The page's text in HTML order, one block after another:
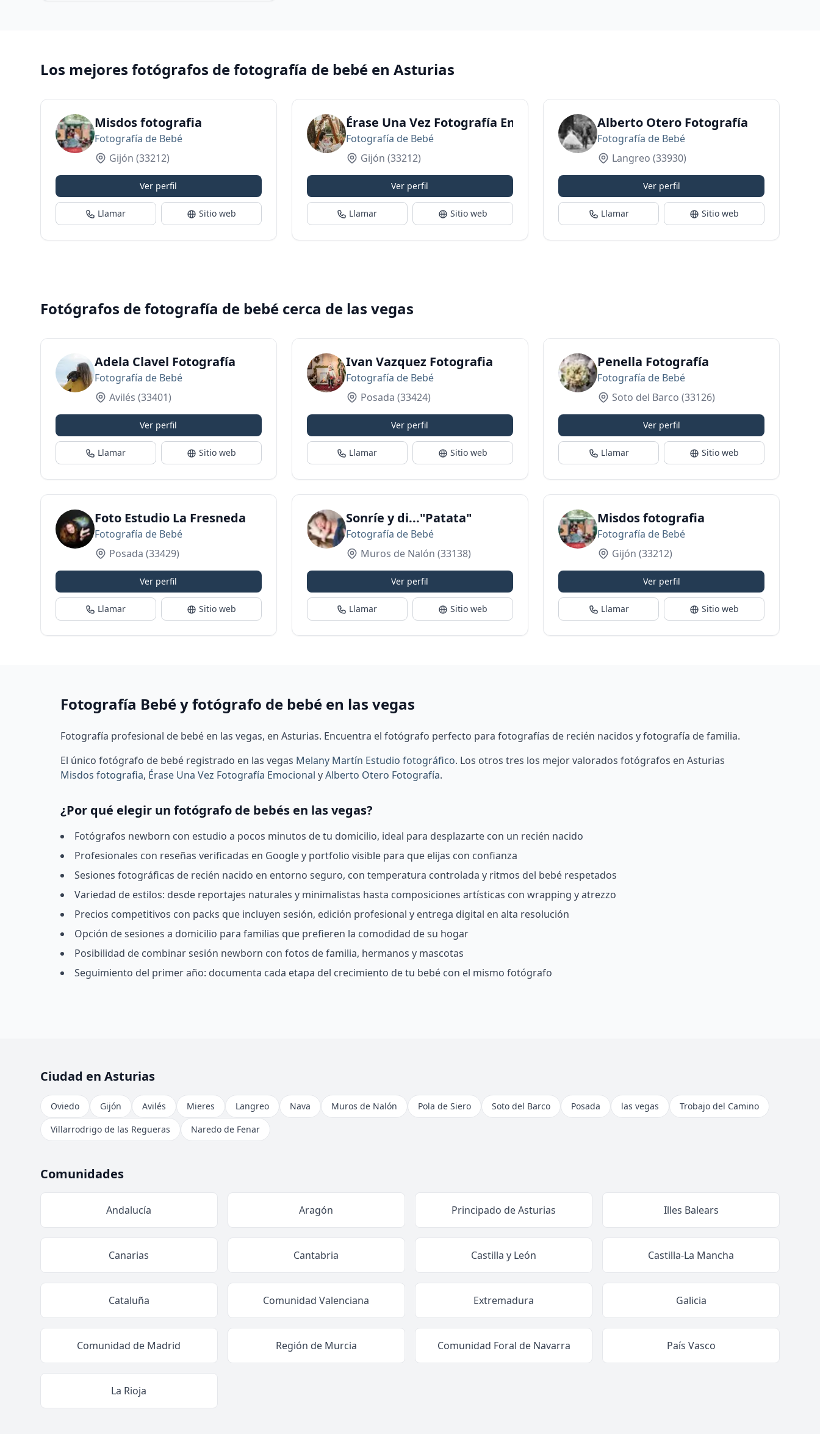
Los mejores fotógrafos de fotografía de bebé en Asturias
Misdos fotografia
Fotografía de Bebé
Gijón (33212)
Ver perfil
Llamar Sitio web
Érase Una Vez Fotografía Emocional
Fotografía de Bebé
Gijón (33212)
Ver perfil
Llamar Sitio web
Alberto Otero Fotografía
Fotografía de Bebé
Langreo (33930)
Ver perfil
Llamar Sitio web
Fotógrafos de fotografía de bebé cerca de las vegas
Adela Clavel Fotografía
Fotografía de Bebé
Avilés (33401)
Ver perfil
Llamar Sitio web
Ivan Vazquez Fotografia
Fotografía de Bebé
Posada (33424)
Ver perfil
Llamar Sitio web
Penella Fotografía
Fotografía de Bebé
Soto del Barco (33126)
Ver perfil
Llamar Sitio web
Foto Estudio La Fresneda
Fotografía de Bebé
Posada (33429)
Ver perfil
Llamar Sitio web
Sonríe y di..."Patata"
Fotografía de Bebé
Muros de Nalón (33138)
Ver perfil
Llamar Sitio web
Misdos fotografia
Fotografía de Bebé
Gijón (33212)
Ver perfil
Llamar Sitio web
Fotografía Bebé y fotógrafo de bebé en las vegas
Fotografía profesional de bebé en las vegas, en Asturias. Encuentra el fotógrafo perfecto para fotografías de recién nacidos y fotografía de familia.
El único fotógrafo de bebé registrado en las vegas Melany Martín Estudio fotográfico. Los otros tres los mejor valorados fotógrafos en Asturias
Misdos fotografia, Érase Una Vez Fotografía Emocional yAlberto Otero Fotografía.
¿Por qué elegir un fotógrafo de bebés en las vegas?
Fotógrafos newborn con estudio a pocos minutos de tu domicilio, ideal para desplazarte con un recién nacido
Profesionales con reseñas verificadas en Google y portfolio visible para que elijas con confianza
Sesiones fotográficas de recién nacido en entorno seguro, con temperatura controlada y ritmos del bebé respetados
Variedad de estilos: desde reportajes naturales y minimalistas hasta composiciones artísticas con wrapping y atrezzo
Precios competitivos con packs que incluyen sesión, edición profesional y entrega digital en alta resolución
Opción de sesiones a domicilio para familias que prefieren la comodidad de su hogar
Posibilidad de combinar sesión newborn con fotos de familia, hermanos y mascotas
Seguimiento del primer año: documenta cada etapa del crecimiento de tu bebé con el mismo fotógrafo
Ciudad en Asturias
Oviedo Gijón Avilés Mieres Langreo Nava Muros de Nalón Pola de Siero Soto del Barco Posada las vegas
Trobajo del Camino
Villarrodrigo de las Regueras
Naredo de Fenar
Comunidades
Andalucía Aragón Principado de Asturias Illes Balears
Canarias Cantabria Castilla y León Castilla-La Mancha
Cataluña Comunidad Valenciana Extremadura Galicia
Comunidad de Madrid Región de Murcia Comunidad Foral de Navarra País Vasco
La Rioja